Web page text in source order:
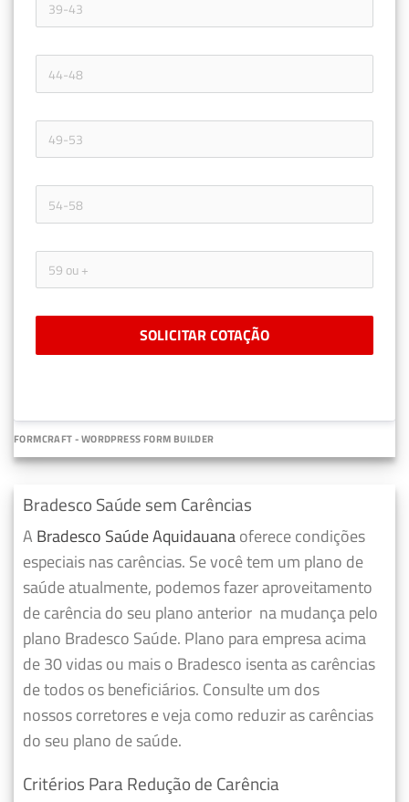
SOLICITAR COTAÇÃO
FORMCRAFT - WORDPRESS FORM BUILDER
Bradesco Saúde sem Carências
A Bradesco Saúde Aquidauanaoferece condições
especiais nas carências. Se você tem um plano de
saúde atualmente, podemos fazeraproveitamento
de carência do seu plano anterior na mudança pelo
plano Bradesco Saúde. Plano para empresa acima
de 30 vidas ou mais o Bradesco isenta as carências
de todos os beneficiários. Consulte um dos
nossos corretores e veja como reduzir as carências
do seu plano de saúde.
Critérios Para Redução de Carência